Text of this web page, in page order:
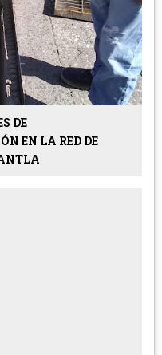
DE
EN LA RED DE